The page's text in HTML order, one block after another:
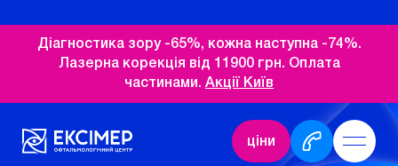
Діагностика зору -65%, кожна наступна -74%.
Лазерна корекція від 11900 грн. Оплата
частинами. Акції Київ
ціни